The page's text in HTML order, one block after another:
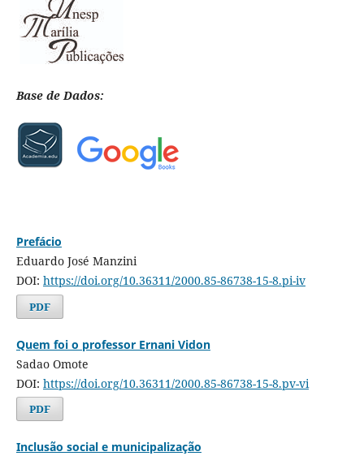
Base de Dados:
Prefácio
Eduardo José Manzini
DOI: https://doi.org/10.36311/2000.85-86738-15-8.pi-iv
PDF
Quem foi o professor Ernani Vidon
Sadao Omote
DOI: https://doi.org/10.36311/2000.85-86738-15-8.pv-vi
PDF
Inclusão social e municipalização